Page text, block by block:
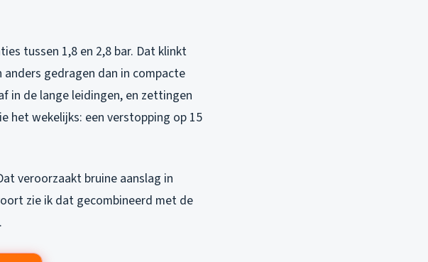
tussen 1,8 en 2,8 bar. Dat klinkt
gedragen dan in compacte
in de lange leidingen, en zettingen
het wekelijks: een verstopping op 15
veroorzaakt bruine aanslag in
zie ik dat gecombineerd met de